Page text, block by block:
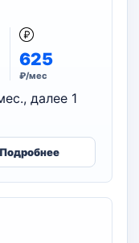
625
₽/мес
далее 1
Подробнее